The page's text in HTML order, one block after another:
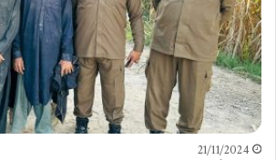
21/11/2024